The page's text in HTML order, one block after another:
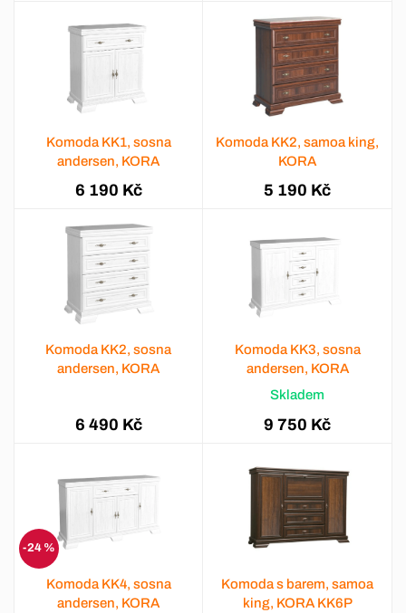
Komoda KK1, sosna
andersen, KORA
6 190 Kč
Komoda KK2, samoa king,
KORA
5 190 Kč
Komoda KK2, sosna
andersen, KORA
6 490 Kč
Komoda KK3, sosna
andersen, KORA
Skladem
9 750 Kč
-24 %
Komoda KK4, sosna
andersen, KORA
Komoda s barem, samoa
king, KORA KK6P